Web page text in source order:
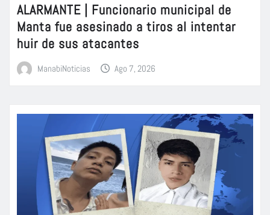
ALARMANTE | Funcionario municipal de
Manta fue asesinado a tiros al intentar
huir de sus atacantes
ManabiNoticias Ago 7, 2026